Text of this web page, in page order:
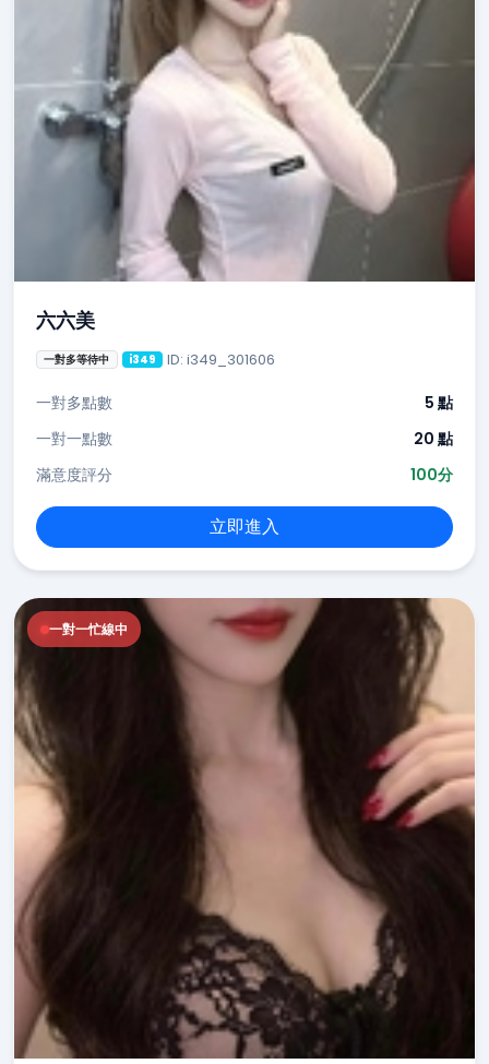
六六美
一對多等待中 i349 ID: i349_301606
一對多點數
5 點
一對一點數
20 點
滿意度評分
100分
立即進入
一對一忙線中